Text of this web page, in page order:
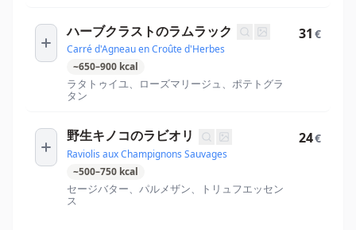
ハーブクラストのラムラック
Carré d'Agneau en Croûte d'Herbes
~650–900 kcal
ラタトゥイユ、ローズマリージュ、ポテトグラ
タン
31 €
野生キノコのラビオリ
Raviolis aux Champignons Sauvages
~500–750 kcal
セージバター、パルメザン、トリュフエッセン
ス
24€